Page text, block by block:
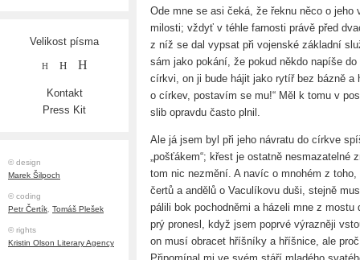
Velikost písma
H H H
Kontakt
Press Kit
© design
Marek Šilpoch
© coding
Petr Čertík, Tomáš Plešek
© rights
Kristin Olson Literary Agency
Ode mne se asi čeká, že řeknu něco o
milosti; vždyť v téhle farnosti právě před
z níž se dal vypsat při vojenské základní
sám jako pokání, že pokud někdo napíše
církvi, on ji bude hájit jako rytíř bez bázně a
o církev, postavím se mu!“ Měl k tomu v
slib opravdu často plnil.
Ale já jsem byl při jeho návratu do církve
„pošťákem“; křest je ostatně
tom nic nezmění. A navíc o mnohém z
čertů a andělů o Vaculíkovu duši, stejně
pálili bok pochodněmi a házeli mne z
prý pronesl, když jsem poprvé výrazněji
on musí obracet hříšníky a hříšnice, ale